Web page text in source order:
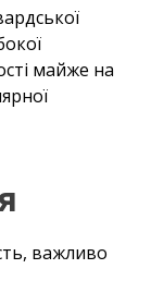
майже на
важливо